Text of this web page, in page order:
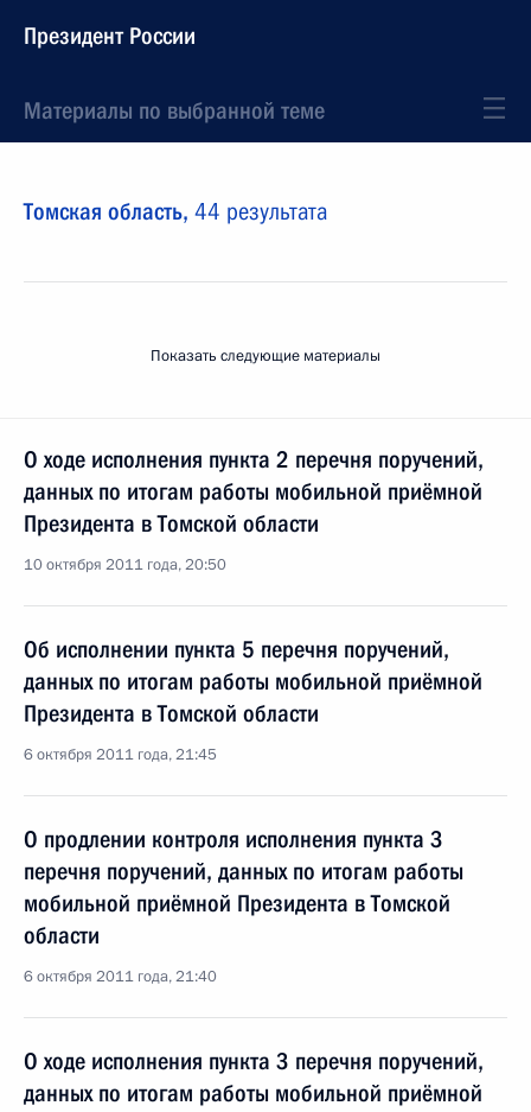
Президент России
Материалы по выбранной теме
Томская область, 44 результата
Показать следующие материалы
О ходе исполнения пункта 2 перечня поручений,
данных по итогам работы мобильной приёмной
Президента в Томской области
10 октября 2011 года, 20:50
Об исполнении пункта 5 перечня поручений,
данных по итогам работы мобильной приёмной
Президента в Томской области
6 октября 2011 года, 21:45
О продлении контроля исполнения пункта 3
перечня поручений, данных по итогам работы
мобильной приёмной Президента в Томской
области
6 октября 2011 года, 21:40
О ходе исполнения пункта 3 перечня поручений,
данных по итогам работы мобильной приёмной